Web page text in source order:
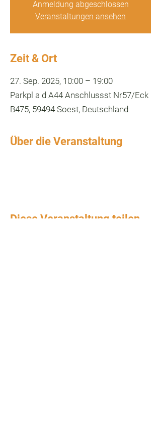
Anmeldung abgeschlossen
Veranstaltungen ansehen
Zeit & Ort
27. Sep. 2025, 10:00 – 19:00
Parkpl a d A44 Anschlussst Nr57/Eck
B475, 59494 Soest, Deutschland
Über die Veranstaltung
Diese Veranstaltung teilen